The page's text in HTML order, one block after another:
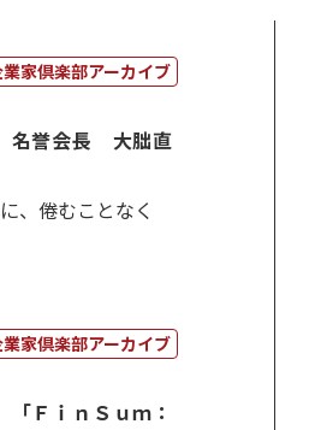
家倶楽部アーカイブ
名誉会長 大朏直
、倦むことなく
家倶楽部アーカイブ
「ＦｉｎＳｕｍ：